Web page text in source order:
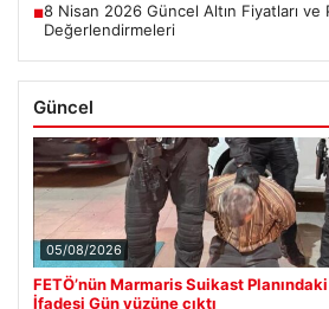
■8 Nisan 2026 Güncel Altın Fiyatları ve
Değerlendirmeleri
Güncel
05/08/2026
FETÖ’nün Marmaris Suikast
İfadesi Gün yüzüne çıktı